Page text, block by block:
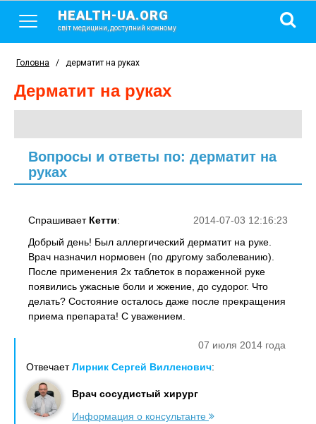
HEALTH-UA.ORG
світ медицини, доступний кожному
Головна / дерматит на руках
дерматит на руках
Вопросы и ответы по: дерматит на
руках
2014-07-03 12:16:23
Спрашивает Кетти:
Добрый день! Был аллергический дерматит на руке.
Врач назначил нормовен (по другому заболеванию).
После применения 2х таблеток в пораженной руке
появились ужасные боли и жжение, до судорог. Что
делать? Состояние осталось даже после прекращения
приема препарата! С уважением.
07 июля 2014 года
ОтвечаетЛирник Сергей Вилленович:
Врач сосудистый хирург
Информация о консультанте